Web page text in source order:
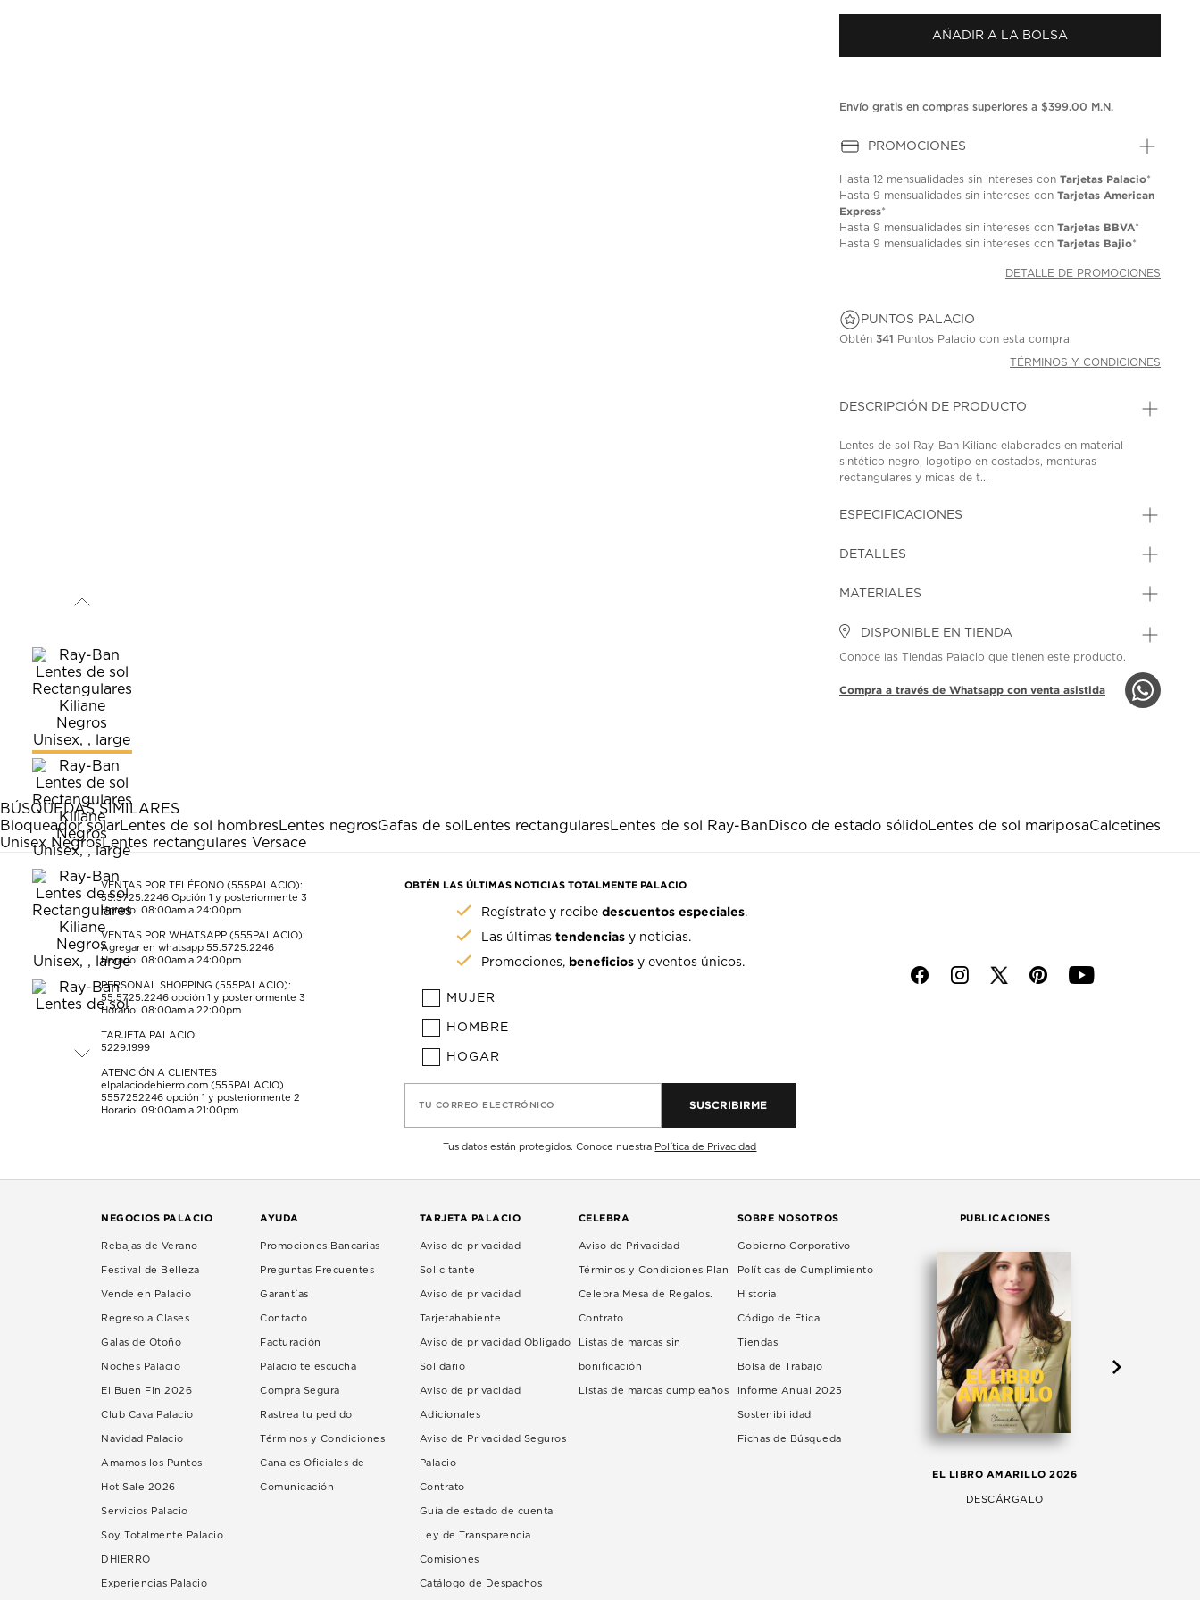
AÑADIR A LA BOLSA
Envío gratis en compras superiores a $399.00 M.N.
PROMOCIONES
Hasta12 mensualidades sin intereses conTarjetas Palacio*
Hasta9 mensualidades sin intereses conTarjetas American
Express*
Hasta9 mensualidades sin intereses conTarjetas BBVA*
Hasta9 mensualidades sin intereses conTarjetas Bajio*
DETALLE DE PROMOCIONES
PUNTOS PALACIO
Obtén341 Puntos Palacio con esta compra.
TÉRMINOS Y CONDICIONES
DESCRIPCIÓN DE PRODUCTO
Lentes de sol Ray-Ban Kiliane elaborados en material
sintético negro, logotipo en costados, monturas
rectangulares y micas de t...
ESPECIFICACIONES
DETALLES
MATERIALES
DISPONIBLE EN TIENDA
Conoce las Tiendas Palacio que tienen este producto.
Compra a través de Whatsapp con venta asistida
BÚSQUEDAS SIMILARES
Bloqueador solarLentes de sol hombres Lentes negrosGafas de sol Lentes rectangulares Lentes de sol Ray-Ban Disco de estado sólidoLentes de sol mariposaCalcetines
Unisex NegrosLentes rectangulares Versace
VENTAS POR TELÉFONO (555PALACIO):
55.5725.2246 Opción 1 y posteriormente 3
Horario: 08:00am a 24:00pm
VENTAS POR WHATSAPP (555PALACIO):
Agregar en whatsapp 55.5725.2246
Horario: 08:00am a 24:00pm
PERSONAL SHOPPING (555PALACIO):
55.5725.2246 opción 1 y posteriormente 3
Horario: 08:00am a 22:00pm
TARJETA PALACIO:
5229.1999
ATENCIÓN A CLIENTES
elpalaciodehierro.com (555PALACIO)
5557252246 opción 1 y posteriormente 2
Horario: 09:00am a 21:00pm
OBTÉN LAS ÚLTIMAS NOTICIAS TOTALMENTE PALACIO
Regístrate y recibedescuentos especiales.
Las últimastendencias y noticias.
Promociones, beneficios y eventos únicos.
MUJER
HOMBRE
HOGAR
TU CORREO ELECTRÓNICO SUSCRIBIRME
Tus datos están protegidos. Conoce nuestra Política de Privacidad
f i p y
NEGOCIOS PALACIO
Rebajas de Verano
Festival de Belleza
Vende en Palacio
Regreso a Clases
Galas de Otoño
Noches Palacio
El Buen Fin 2026
Club Cava Palacio
Navidad Palacio
Amamos los Puntos
Hot Sale 2026
Servicios Palacio
Soy Totalmente Palacio
DHIERRO
Experiencias Palacio
AYUDA
Promociones Bancarias
Preguntas Frecuentes
Garantías
Contacto
Facturación
Palacio te escucha
Compra Segura
Rastrea tu pedido
Términos y Condiciones
Canales Oficiales de
Comunicación
TARJETA PALACIO
Aviso de privacidad
Solicitante
Aviso de privacidad
Tarjetahabiente
Aviso de privacidad Obligado
Solidario
Aviso de privacidad
Adicionales
Aviso de Privacidad Seguros
Palacio
Contrato
Guía de estado de cuenta
Ley de Transparencia
Comisiones
Catálogo de Despachos
CELEBRA
Aviso de Privacidad
Términos y Condiciones Plan
Celebra Mesa de Regalos.
Contrato
Listas de marcas sin
bonificación
Listas de marcas cumpleaños
SOBRE NOSOTROS
Gobierno Corporativo
Políticas de Cumplimiento
Historia
Código de Ética
Tiendas
Bolsa de Trabajo
Informe Anual 2025
Sostenibilidad
Fichas de Búsqueda
PUBLICACIONES
EL LIBRO AMARILLO 2026
DESCÁRGALO